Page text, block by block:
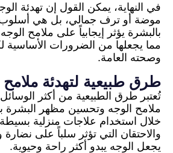
في النهاية، يمكن القول إن تهدئة
موضة أو ترف جمالي، بل هي أسلوب
بالبشرة يؤثر إيجابياً على ملامح
مما يجعلها من الضرورات الأساسية
وصحته العامة.
طرق طبيعية لتهدئة ملامح
تُعتبر طرق الطبيعية من أكثر الوسائل
ملامح الوجه وتحسين مظهر
خلال استخدام علاجات منزلية
والاحتقان التي تؤثر سلباً على نضارة
يجعل الوجه يبدو أكثر راحة وحيوية.